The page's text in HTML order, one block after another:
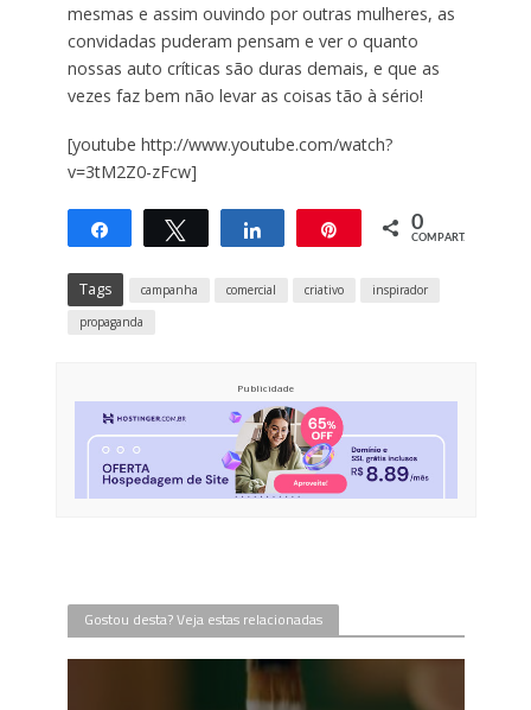
mesmas e assim ouvindo por outras mulheres, as
convidadas puderam pensam e ver o quanto
nossas auto críticas são duras demais, e que as
vezes faz bem não levar as coisas tão à sério!
[youtube http://www.youtube.com/watch?
v=3tM2Z0-zFcw]
CompartilharTwittar Compartilhar 0
COMPART.
Tags campanha comercial criativo
inspirador
propaganda
Publicidade
Gostou desta? Veja estas relacionadas